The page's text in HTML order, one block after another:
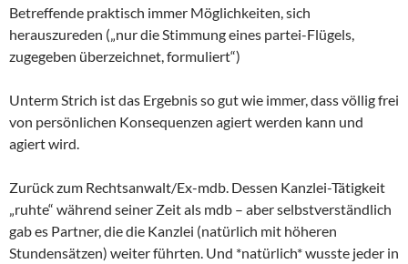
Betreffende praktisch immer Möglichkeiten, sich
herauszureden („nur die Stimmung eines partei-Flügels,
zugegeben überzeichnet, formuliert“)
Unterm Strich ist das Ergebnis so gut wie immer, dass völlig frei
von persönlichen Konsequenzen agiert werden kann und
agiert wird.
Zurück zum Rechtsanwalt/Ex-mdb. Dessen Kanzlei-Tätigkeit
„ruhte“ während seiner Zeit als mdb – aber selbstverständlich
gab es Partner, die die Kanzlei (natürlich mit höheren
Stundensätzen) weiter führten. Und *natürlich* wusste jeder in